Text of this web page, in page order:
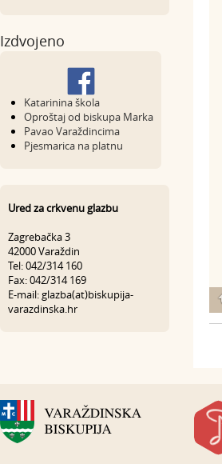
Izdvojeno
Katarinina škola
Oproštaj od biskupa Marka
Pavao Varaždincima
Pjesmarica na platnu
Ured za crkvenu glazbu
Zagrebačka 3
42000 Varaždin
Tel: 042/314 160
Fax: 042/314 169
E-mail: glazba(at)biskupija-
varazdinska.hr